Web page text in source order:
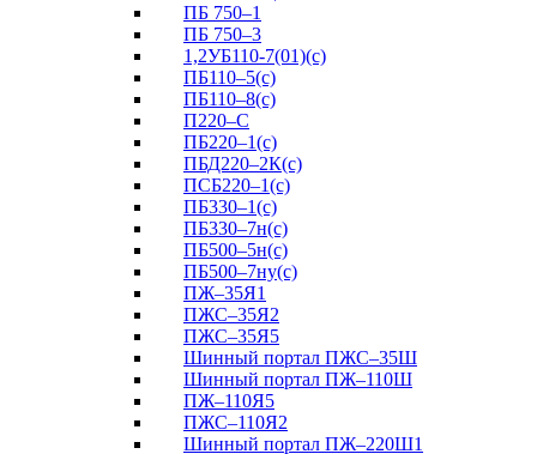
ПБ 750–1
ПБ 750–3
1,2УБ110-7(01)(с)
ПБ110–5(с)
ПБ110–8(с)
П220–С
ПБ220–1(с)
ПБД220–2К(с)
ПСБ220–1(с)
ПБ330–1(с)
ПБ330–7н(с)
ПБ500–5н(с)
ПБ500–7ну(с)
ПЖ–35Я1
ПЖС–35Я2
ПЖС–35Я5
Шинный портал ПЖС–35Ш
Шинный портал ПЖ–110Ш
ПЖ–110Я5
ПЖС–110Я2
Шинный портал ПЖ–220Ш1